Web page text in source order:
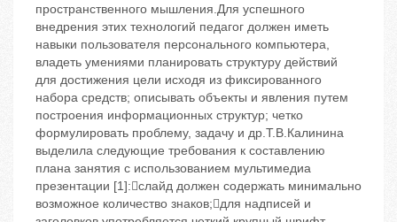
пространственного мышления.Для успешного
внедрения этих технологий педагог должен иметь
навыки пользователя персонального компьютера,
владеть умениями планировать структуру действий
для достижения цели исходя из фиксированного
набора средств; описывать объекты и явления путем
построения информационных структур; четко
формулировать проблему, задачу и др.Т.В.Калинина
выделила следующие требования к составлению
плана занятия с использованием мультимедиа
презентации [1]:слайд должен содержать минимально
возможное количество знаков;для надписей и